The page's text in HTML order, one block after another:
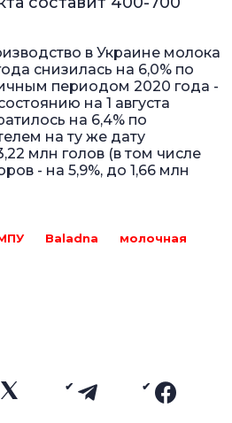
в Украине молока
снизилась на 6,0% по
периодом 2020 года -
на 1 августа
на 6,4% по
на ту же дату
млн голов (в том числе
- на 5,9%, до 1,66 млн
Baladna
молочная